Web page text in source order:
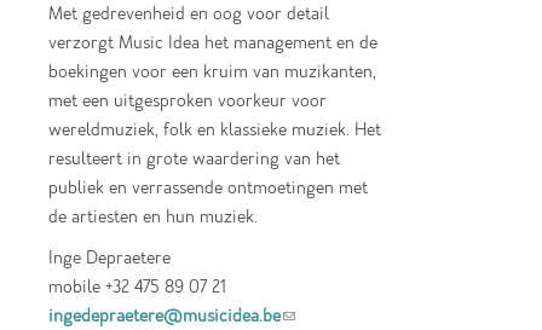
Met gedrevenheid en oog voor detail
verzorgt Music Idea het management en de
boekingen voor een kruim van muzikanten,
met een uitgesproken voorkeur voor
wereldmuziek, folk en klassieke muziek. Het
resulteert in grote waardering van het
publiek en verrassende ontmoetingen met
de artiesten en hun muziek.
Inge Depraetere
mobile +32 475 89 07 21
ingedepraetere@musicidea.be(link sends e-